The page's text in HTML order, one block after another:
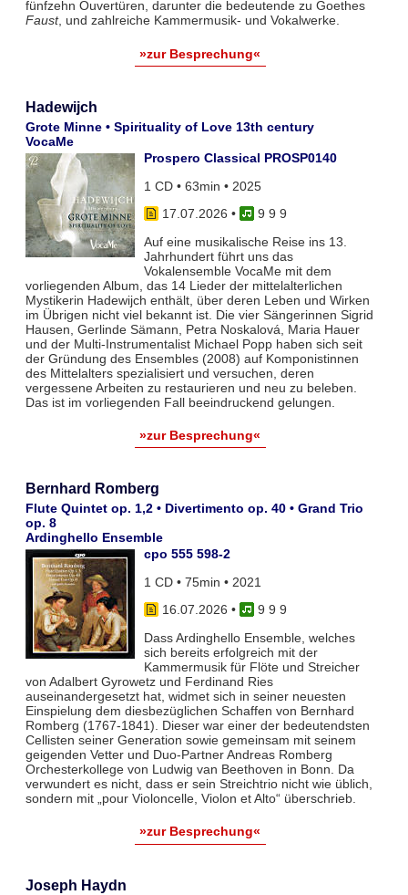
fünfzehn Ouvertüren, darunter die bedeutende zu Goethes
Faust, und zahlreiche Kammermusik- und Vokalwerke.
»zur Besprechung«
Hadewijch
Grote Minne • Spirituality of Love 13th century
VocaMe
Prospero Classical PROSP0140
1 CD • 63min • 2025
17.07.2026 •
9 9 9
Auf eine musikalische Reise ins 13.
Jahrhundert führt uns das
Vokalensemble VocaMe mit dem
vorliegenden Album, das 14 Lieder der mittelalterlichen
Mystikerin Hadewijch enthält, über deren Leben und Wirken
im Übrigen nicht viel bekannt ist. Die vier Sängerinnen Sigrid
Hausen, Gerlinde Sämann, Petra Noskalová, Maria Hauer
und der Multi-Instrumentalist Michael Popp haben sich seit
der Gründung des Ensembles (2008) auf Komponistinnen
des Mittelalters spezialisiert und versuchen, deren
vergessene Arbeiten zu restaurieren und neu zu beleben.
Das ist im vorliegenden Fall beeindruckend gelungen.
»zur Besprechung«
Bernhard Romberg
Flute Quintet op. 1,2 • Divertimento op. 40 • Grand Trio
op. 8
Ardinghello Ensemble
cpo 555 598-2
1 CD • 75min • 2021
16.07.2026 •
9 9 9
Dass Ardinghello Ensemble, welches
sich bereits erfolgreich mit der
Kammermusik für Flöte und Streicher
von Adalbert Gyrowetz und Ferdinand Ries
auseinandergesetzt hat, widmet sich in seiner neuesten
Einspielung dem diesbezüglichen Schaffen von Bernhard
Romberg (1767-1841). Dieser war einer der bedeutendsten
Cellisten seiner Generation sowie gemeinsam mit seinem
geigenden Vetter und Duo-Partner Andreas Romberg
Orchesterkollege von Ludwig van Beethoven in Bonn. Da
verwundert es nicht, dass er sein Streichtrio nicht wie üblich,
sondern mit „pour Violoncelle, Violon et Alto“ überschrieb.
»zur Besprechung«
Joseph Haydn